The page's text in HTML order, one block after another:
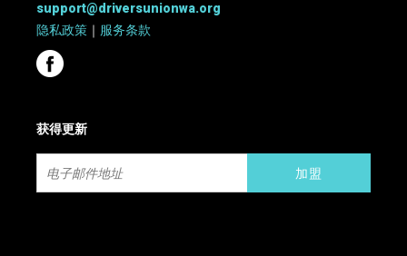
support@driversunionwa.org
隐私政策 ｜ 服务条款
获得更新